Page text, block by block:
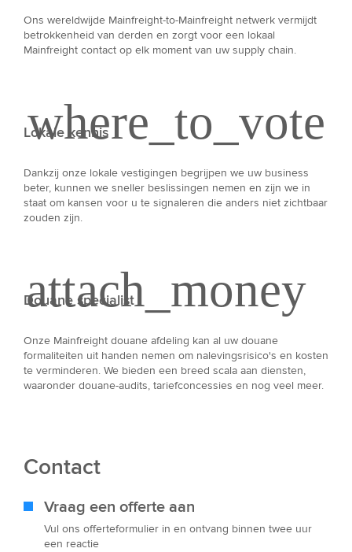
Ons wereldwijde Mainfreight-to-Mainfreight netwerk vermijdt
betrokkenheid van derden en zorgt voor een lokaal
Mainfreight contact op elk moment van uw supply chain.
Lokale kennis
Dankzij onze lokale vestigingen begrijpen we uw business
beter, kunnen we sneller beslissingen nemen en zijn we in
staat om kansen voor u te signaleren die anders niet zichtbaar
zouden zijn.
Douane specialist
Onze Mainfreight douane afdeling kan al uw douane
formaliteiten uit handen nemen om nalevingsrisico's en kosten
te verminderen. We bieden een breed scala aan diensten,
waaronder douane-audits, tariefconcessies en nog veel meer.
Contact
Vraag een offerte aan
Vul ons offerteformulier in en ontvang binnen twee uur
een reactie